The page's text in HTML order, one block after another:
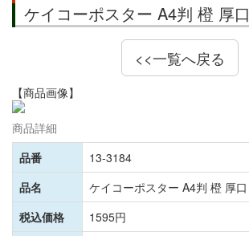
ケイコーポスター A4判 橙 厚口
<<一覧へ戻る
【商品画像】
商品詳細
品番
13-3184
品名
ケイコーポスター A4判 橙 厚口
税込価格
1595円